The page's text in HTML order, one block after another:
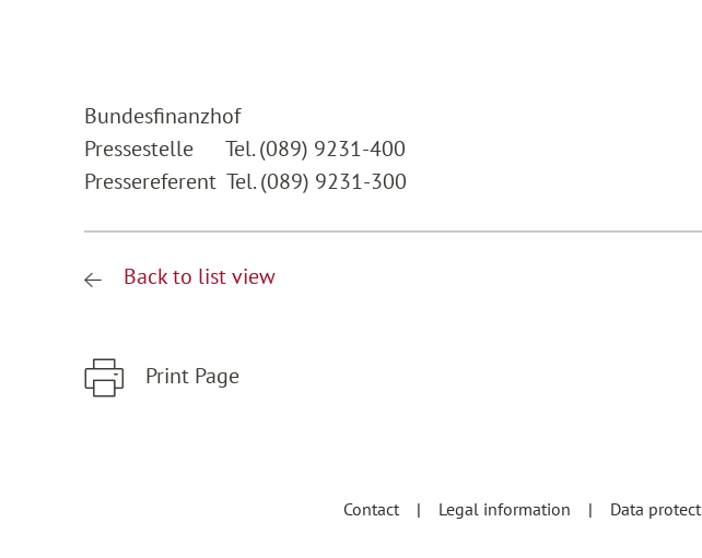
Bundesfinanzhof
Pressestelle Tel. (089) 9231-400
Pressereferent Tel. (089) 9231-300
Back to list view
Print Page
Contact Legal information Data